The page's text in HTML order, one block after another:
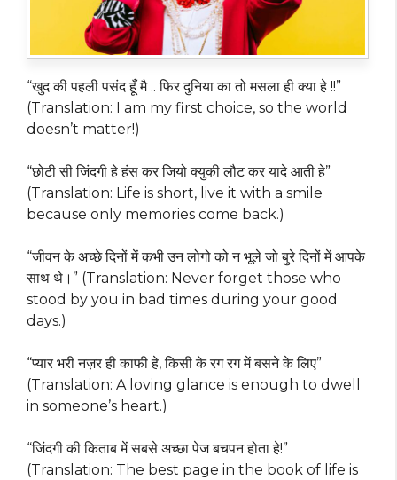
“खुद की पहली पसंद हूँ मै .. फिर दुनिया का तो मसला ही क्या हे !!”
(Translation: I am my first choice, so the world
doesn’t matter!)
“छोटी सी जिंदगी हे हंस कर जियो क्युकी लौट कर यादे आती हे”
(Translation: Life is short, live it with a smile
because only memories come back.)
“जीवन के अच्छे दिनों में कभी उन लोगो को न भूले जो बुरे दिनों में आपके
साथ थे।” (Translation: Never forget those who
stood by you in bad times during your good
days.)
“प्यार भरी नज़र ही काफी हे, किसी के रग रग में बसने के लिए”
(Translation: A loving glance is enough to dwell
in someone’s heart.)
“जिंदगी की किताब में सबसे अच्छा पेज बचपन होता हे!”
(Translation: The best page in the book of life is